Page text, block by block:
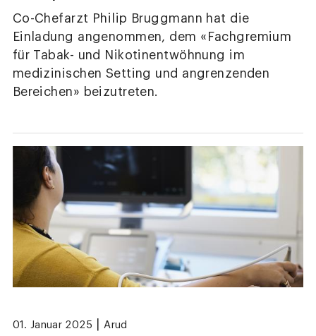
Co-Chefarzt Philip Bruggmann hat die
Einladung angenommen, dem «Fachgremium
für Tabak- und Nikotinentwöhnung im
medizinischen Setting und angrenzenden
Bereichen» beizutreten.
01. Januar 2025 Arud